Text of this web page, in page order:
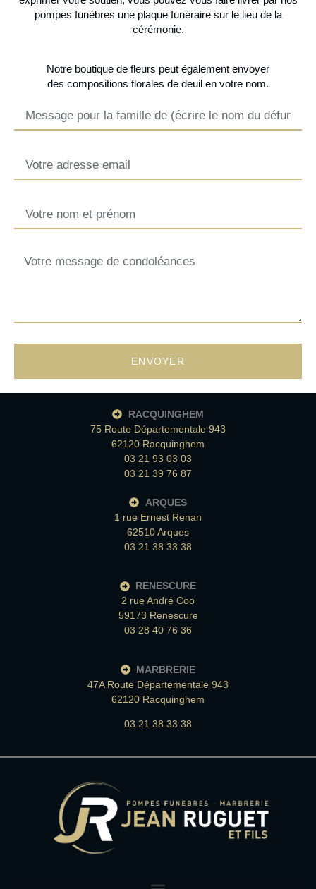
pompes funèbres une plaque funéraire sur le lieu de la
cérémonie.
Notre boutique de fleurs peut également envoyer
des compositions florales de deuil en votre nom.
ENVOYER
RACQUINGHEM
75 Route Départementale 943
62120 Racquinghem
03 21 93 03 03
03 21 39 76 87
ARQUES
1 rue Ernest Renan
62510 Arques
03 21 38 33 38
RENESCURE
2 rue André Coo
59173 Renescure
03 28 40 76 36
MARBRERIE
47A Route Départementale 943
62120 Racquinghem
03 21 38 33 38